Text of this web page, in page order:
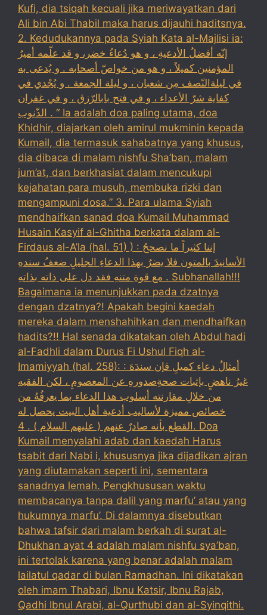
Kufi, dia tsiqah kecuali jika meriwayatkan dari
Ali bin Abi Thabil maka harus dijauhi haditsnya.
2. Kedudukannya pada Syiah Kata al-Majlisi ia:
إنّه أفضلُ الأدعيةِ ، و هو دُعاءُ خضر، و قد علّمه أميرُ
المؤمنين كميلاً ، و هو من خواصّ أصحابه . و يُدعى به
في ليلةالنّصف مِن شعبان ، و ليلة الجمعة . و يُجْدي في
كفاية شرّ الأعداء ، و في فتح بابالرّزق ، و في غفران
الذّنوب . “ Ia adalah doa paling utama, doa
Khidhir, diajarkan oleh amirul mukminin kepada
Kumail, dia termasuk sahabatnya yang khusus,
dia dibaca di malam nishfu Sha’ban, malam
jum’at, dan berkhasiat dalam mencukupi
kejahatan para musuh, membuka rizki dan
mengampuni dosa.” 3. Para ulama Syiah
mendhaifkan sanad doa Kumail Muhammad
Husain Kasyif al-Ghitha berkata dalam al-
Firdaus al-A’la (hal. 51) ) : إننا كثيراً ما نصححُ
الأسانيدَ بالمتون فلا يضرُ بهذا الدعاءِ الجليلِ ضعفُ سندهِ
مع قوةِ متنهِ فقد دل على ذاته بذاتهِ . Subhanallah!!!
Bagaimana ia menunjukkan pada dzatnya
dengan dzatnya?! Apakah begini kaedah
mereka dalam menshahihkan dan mendhaifkan
hadits?!! Hal senada dikatakan oleh Abdul hadi
al-Fadhli dalam Durus Fi Ushul Fiqh al-
Imamiyyah (hal. 258): : أمثالُ دعاءِ كميلِ فإن سندَهَ
غيرُ ناهضٍ بإثبات صحةِصدورهِ عن المعصومِ ، لكن الفقيه
من خلالِ مقارنته أسلوب هذا الدعاء بما يعرفُهُ من
خصائص مميزة لأساليب أدعية أهل البيت يحصل له
القطع بأنه صادرٌ عنهم ( عليهم السلام ) . 4. Doa
Kumail menyalahi adab dan kaedah Harus
tsabit dari Nabi i, khususnya jika dijadikan ajran
yang diutamakan seperti ini, sementara
sanadnya lemah. Pengkhususan waktu
membacanya tanpa dalil yang marfu’ atau yang
hukumnya marfu’. Di dalamnya disebutkan
bahwa tafsir dari malam berkah di surat al-
Dhukhan ayat 4 adalah malam nishfu sya’ban,
ini tertolak karena yang benar adalah malam
lailatul qadar di bulan Ramadhan. Ini dikatakan
oleh imam Thabari, Ibnu Katsir, Ibnu Rajab,
Qadhi Ibnul Arabi, al-Qurthubi dan al-Syinqithi.